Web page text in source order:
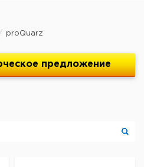
proQuarz
предложение